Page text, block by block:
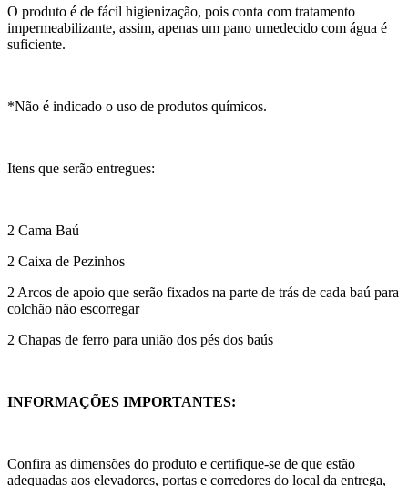
O produto é de fácil higienização, pois conta com tratamento
impermeabilizante, assim, apenas um pano umedecido com água é
suficiente.
*Não é indicado o uso de produtos químicos.
Itens que serão entregues:
2 Cama Baú
2 Caixa de Pezinhos
2 Arcos de apoio que serão fixados na parte de trás de cada baú para
colchão não escorregar
2 Chapas de ferro para união dos pés dos baús
INFORMAÇÕES IMPORTANTES:
Confira as dimensões do produto e certifique-se de que estão
adequadas aos elevadores, portas e corredores do local da entrega,